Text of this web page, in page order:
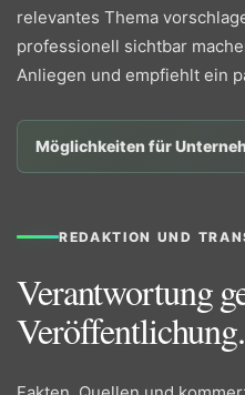
relevantes Thema
professionell sichtbar
Anliegen und empfiehlt ein
Möglichkeiten für
REDAKTION UND
Verantwortung
Veröffentlichung.